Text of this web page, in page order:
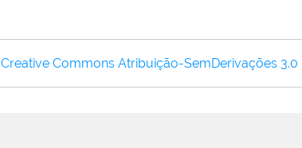
Creative Commons Atribuição-SemDerivações